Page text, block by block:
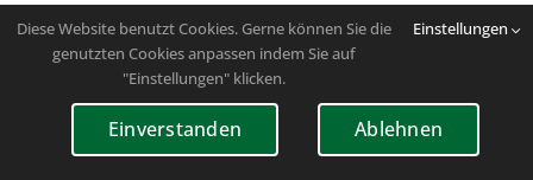
Diese Website benutzt Cookies. Gerne können Sie die
genutzten Cookies anpassen indem Sie auf
"Einstellungen" klicken.
Einstellungen
Einverstanden Ablehnen